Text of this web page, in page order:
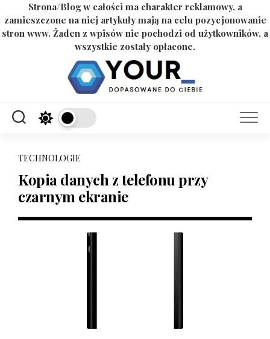
Strona/Blog w całości ma charakter reklamowy, a
zamieszczone na niej artykuły mają na celu pozycjonowanie
stron www. Żaden z wpisów nie pochodzi od użytkowników, a
wszystkie zostały opłacone.
TECHNOLOGIE
Kopia danych z telefonu przy
czarnym ekranie